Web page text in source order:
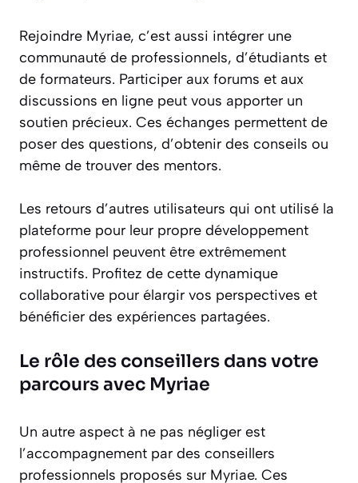
Rejoindre Myriae, c’est aussi intégrer une
communauté de professionnels, d’étudiants et
de formateurs. Participer aux forums et aux
discussions en ligne peut vous apporter un
soutien précieux. Ces échanges permettent de
poser des questions, d’obtenir des conseils ou
même de trouver des mentors.
Les retours d’autres utilisateurs qui ont utilisé la
plateforme pour leur propre développement
professionnel peuvent être extrêmement
instructifs. Profitez de cette dynamique
collaborative pour élargir vos perspectives et
bénéficier des expériences partagées.
Le rôle des conseillers dans votre
parcours avec Myriae
Un autre aspect à ne pas négliger est
l’accompagnement par des conseillers
professionnels proposés sur Myriae. Ces